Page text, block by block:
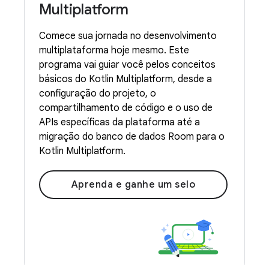
Multiplatform
Comece sua jornada no desenvolvimento
multiplataforma hoje mesmo. Este
programa vai guiar você pelos conceitos
básicos do Kotlin Multiplatform, desde a
configuração do projeto, o
compartilhamento de código e o uso de
APIs específicas da plataforma até a
migração do banco de dados Room para o
Kotlin Multiplatform.
Aprenda e ganhe um selo